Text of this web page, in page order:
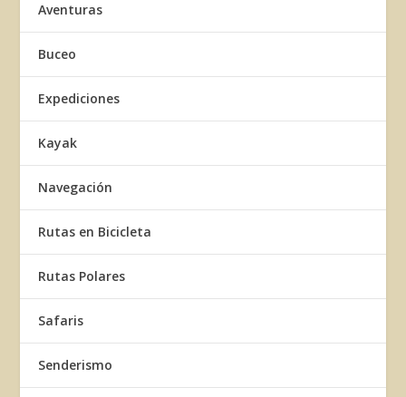
Aventuras
Buceo
Expediciones
Kayak
Navegación
Rutas en Bicicleta
Rutas Polares
Safaris
Senderismo